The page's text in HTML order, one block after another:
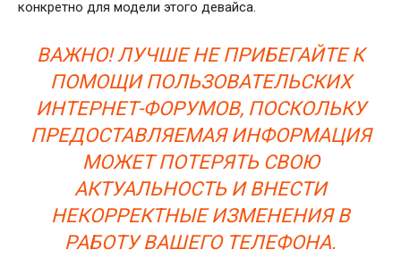
конкретно для модели этого девайса.
ВАЖНО! ЛУЧШЕ НЕ ПРИБЕГАЙТЕ К
ПОМОЩИ ПОЛЬЗОВАТЕЛЬСКИХ
ИНТЕРНЕТ-ФОРУМОВ, ПОСКОЛЬКУ
ПРЕДОСТАВЛЯЕМАЯ ИНФОРМАЦИЯ
МОЖЕТ ПОТЕРЯТЬ СВОЮ
АКТУАЛЬНОСТЬ И ВНЕСТИ
НЕКОРРЕКТНЫЕ ИЗМЕНЕНИЯ В
РАБОТУ ВАШЕГО ТЕЛЕФОНА.